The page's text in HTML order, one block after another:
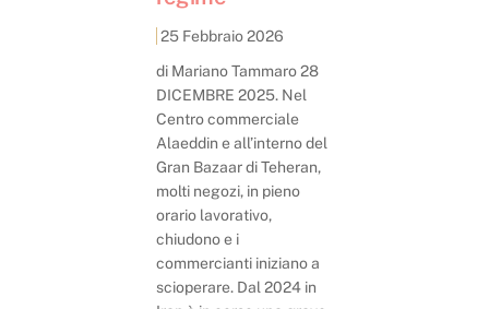
25 Febbraio 2026
di Mariano Tammaro 28
DICEMBRE 2025. Nel
Centro commerciale
Alaeddin e all’interno del
Gran Bazaar di Teheran,
molti negozi, in pieno
orario lavorativo,
chiudono e i
commercianti iniziano a
scioperare. Dal 2024 in